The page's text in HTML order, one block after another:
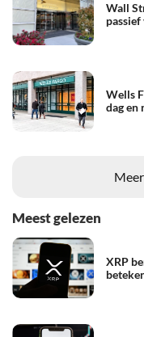
Wall
Wells
dag en
Meest gelezen
XRP